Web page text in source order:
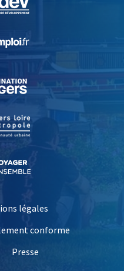
, Ouvre une nouvelle
, Ouvre une nouvelle
légales
conforme
Presse